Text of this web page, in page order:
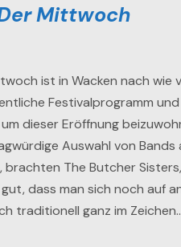
Mittwoch
ist in Wacken nach
Festivalprogramm
dieser Eröffnung
Auswahl von
The Butcher
dass man sich noch auf
traditionell ganz im